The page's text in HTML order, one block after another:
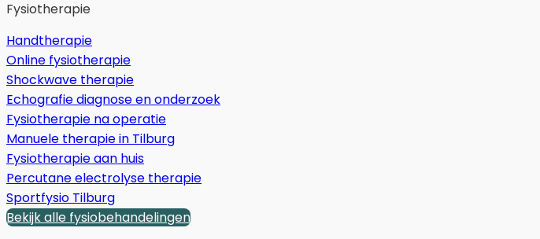
Fysiotherapie
Handtherapie
Online fysiotherapie
Shockwave therapie
Echografie diagnose en onderzoek
Fysiotherapie na operatie
Manuele therapie in Tilburg
Fysiotherapie aan huis
Percutane electrolyse therapie
Sportfysio Tilburg
Bekijk alle fysiobehandelingen